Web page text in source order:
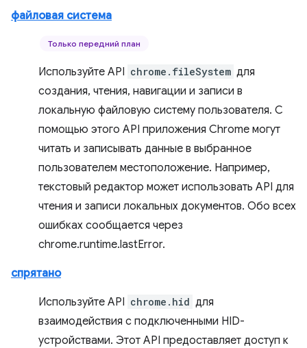
файловая система
Только передний план
Используйте API chrome.fileSystem для
создания, чтения, навигации и записи в
локальную файловую систему пользователя. С
помощью этого API приложения Chrome могут
читать и записывать данные в выбранное
пользователем местоположение. Например,
текстовый редактор может использовать API для
чтения и записи локальных документов. Обо всех
ошибках сообщается через
chrome.runtime.lastError.
спрятано
Используйте API chrome.hid для
взаимодействия с подключенными HID-
устройствами. Этот API предоставляет доступ к